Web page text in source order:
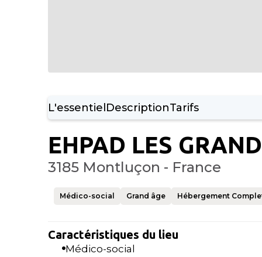
L'essentielDescriptionTarifs
EHPAD LES
3185 Montluçon - France
Médico-social Grand âge Hébergement
Caractéristiques du lieu
Médico-social